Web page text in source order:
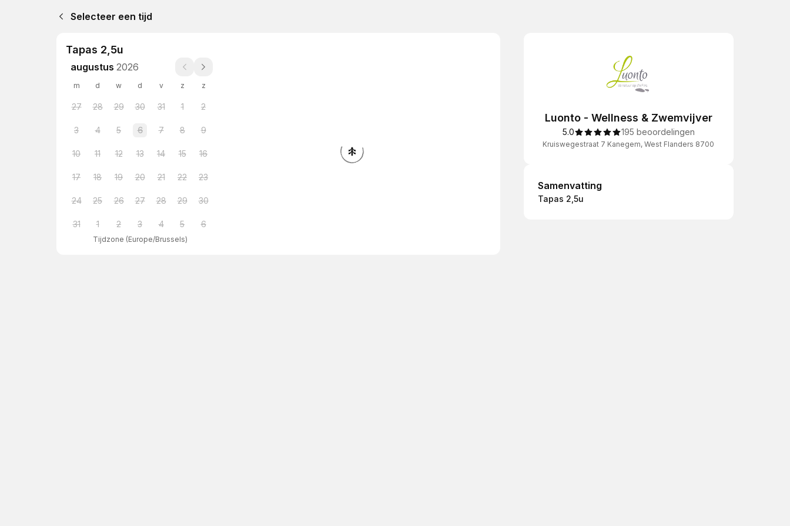
Selecteer een tijd
Tapas 2,5u
augustus 2026
m d w d v z z
27 28 29 30 31 1 2
3 4 5 6 7 8 9
10 11 12 13 14 15 16
17 18 19 20 21 22 23
24 25 26 27 28 29 30
31 1 2 3 4 5 6
Tijdzone (Europe/Brussels)
Luonto - Wellness & Zwemvijver
5.0 195 beoordelingen
Kruiswegestraat 7 Kanegem, West Flanders 8700
Samenvatting
Samenvatting
Tapas 2,5u